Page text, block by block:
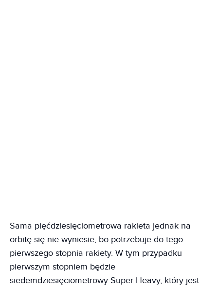
Sama pięćdziesięciometrowa rakieta jednak na
orbitę się nie wyniesie, bo potrzebuje do tego
pierwszego stopnia rakiety. W tym przypadku
pierwszym stopniem będzie
siedemdziesięciometrowy Super Heavy, który jest